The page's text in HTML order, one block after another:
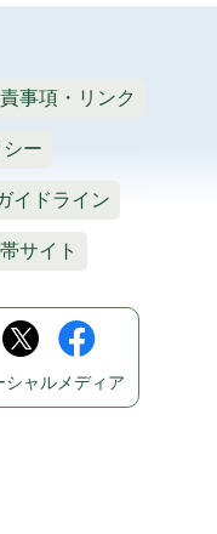
事項・リンク
ー
イドライン
サイト
シャルメディア